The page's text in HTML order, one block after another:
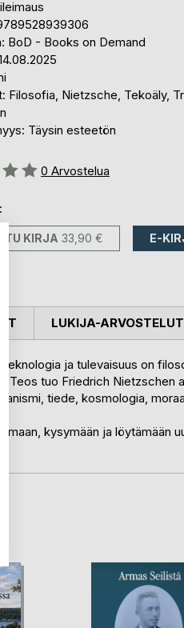
BoD - Books on Demand
Filosofia, Nietzsche, Tekoäly,
Täysin esteetön
0 Arvostelua
KIRJA 33,90 € E-
ja tulevaisuus on
Teos tuo Friedrich Nietzschen
tiede, kosmologia,
kysymään ja löytämään
LUKIJA-ARVOSTELUT